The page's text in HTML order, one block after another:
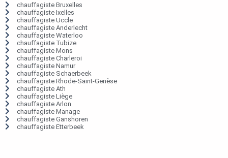
chauffagiste Bruxelles
chauffagiste Ixelles
chauffagiste Uccle
chauffagiste Anderlecht
chauffagiste Waterloo
chauffagiste Tubize
chauffagiste Mons
chauffagiste Charleroi
chauffagiste Namur
chauffagiste Schaerbeek
chauffagiste Rhode-Saint-Genèse
chauffagiste Ath
chauffagiste Liège
chauffagiste Arlon
chauffagiste Manage
chauffagiste Ganshoren
chauffagiste Etterbeek